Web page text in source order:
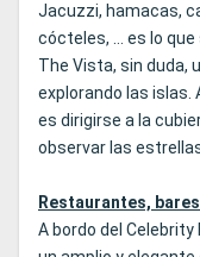
Jacuzzi, hamacas,
cócteles, … es lo
The Vista, sin duda,
explorando las islas.
es dirigirse a la
observar las
Restaurantes,
A bordo del